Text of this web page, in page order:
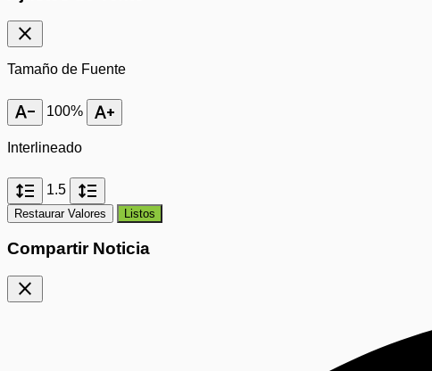
close
Tamaño de Fuente
text_decrease 100% text_increase
Interlineado
format_line_spacing 1.5 format_line_spacing
Restaurar Valores Listos
Compartir Noticia
close